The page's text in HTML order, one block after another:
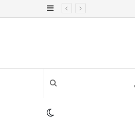
إضافة
بحث
عنالوضع